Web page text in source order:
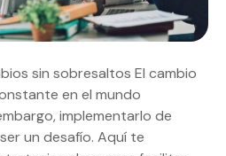
sin sobresaltos El cambio
en el mundo
implementarlo de
un desafío. Aquí te